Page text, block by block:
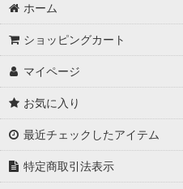
ホーム
ショッピングカート
マイページ
お気に入り
最近チェックしたアイテム
特定商取引法表示